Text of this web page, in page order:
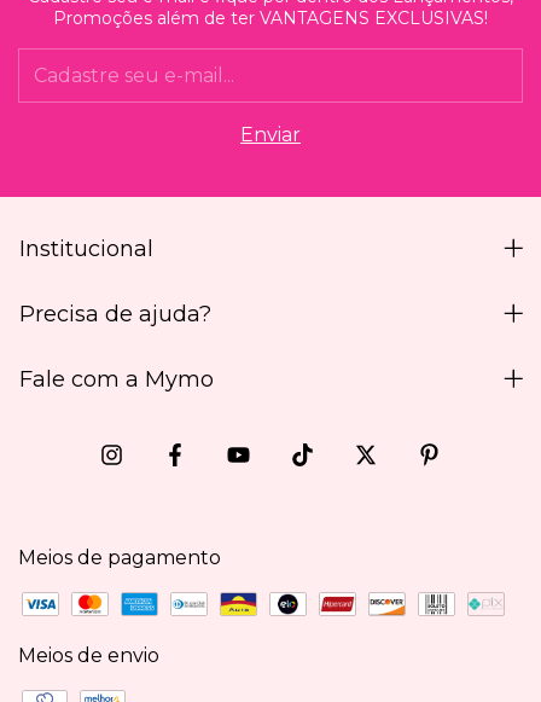
Promoções além de ter VANTAGENS EXCLUSIVAS!
Institucional
Precisa de ajuda?
Fale com a Mymo
Meios de pagamento
Meios de envio